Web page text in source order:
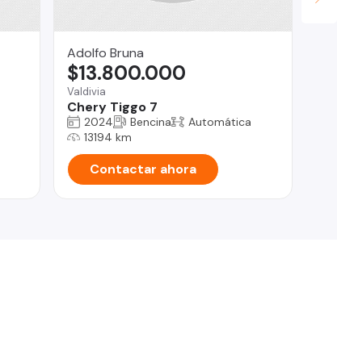
Adolfo Bruna
Valdivia
Chery Tiggo 7
$13.800.000
2024 Bencina
Automática
13194 km
Contactar ahora